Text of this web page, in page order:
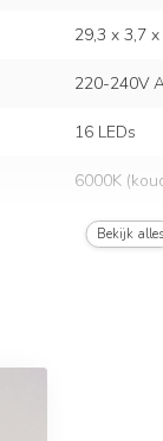
29,3 x 3,7
220-240V
16 LEDs
6000K
IP44Bekijk alles